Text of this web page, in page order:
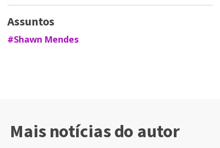
Assuntos
#Shawn Mendes
Mais notícias do autor